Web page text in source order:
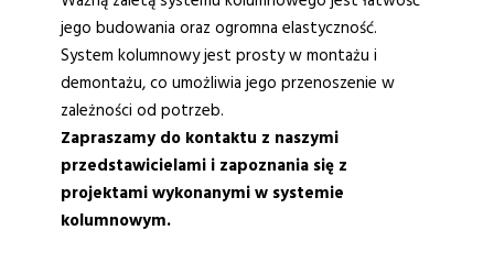
jego budowania oraz ogromna elastyczność.
System kolumnowy jest prosty w montażu i
demontażu, co umożliwia jego przenoszenie w
zależności od potrzeb.
Zapraszamy do kontaktu z naszymi
przedstawicielami i zapoznania się z
projektami wykonanymi w systemie
kolumnowym.